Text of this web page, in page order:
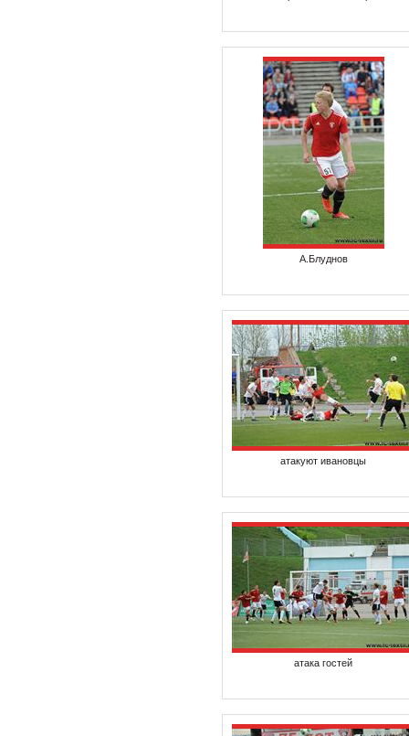
А.Блуднов
атакуют ивановцы
атака гостей